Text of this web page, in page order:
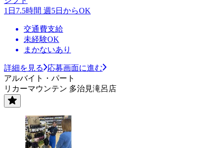
1日7.5時間 週5日からOK
交通費支給
未経験OK
まかないあり
詳細を見る
応募画面に進む
アルバイト・パート
リカーマウンテン 多治見滝呂店